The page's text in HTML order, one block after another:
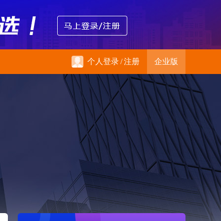
个人登录/注册 企业版